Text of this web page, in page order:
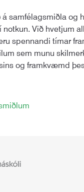
á samfélagsmiðla og
notkun. Við hvetjum
spennandi tímar
sem munu
og framkvæmd